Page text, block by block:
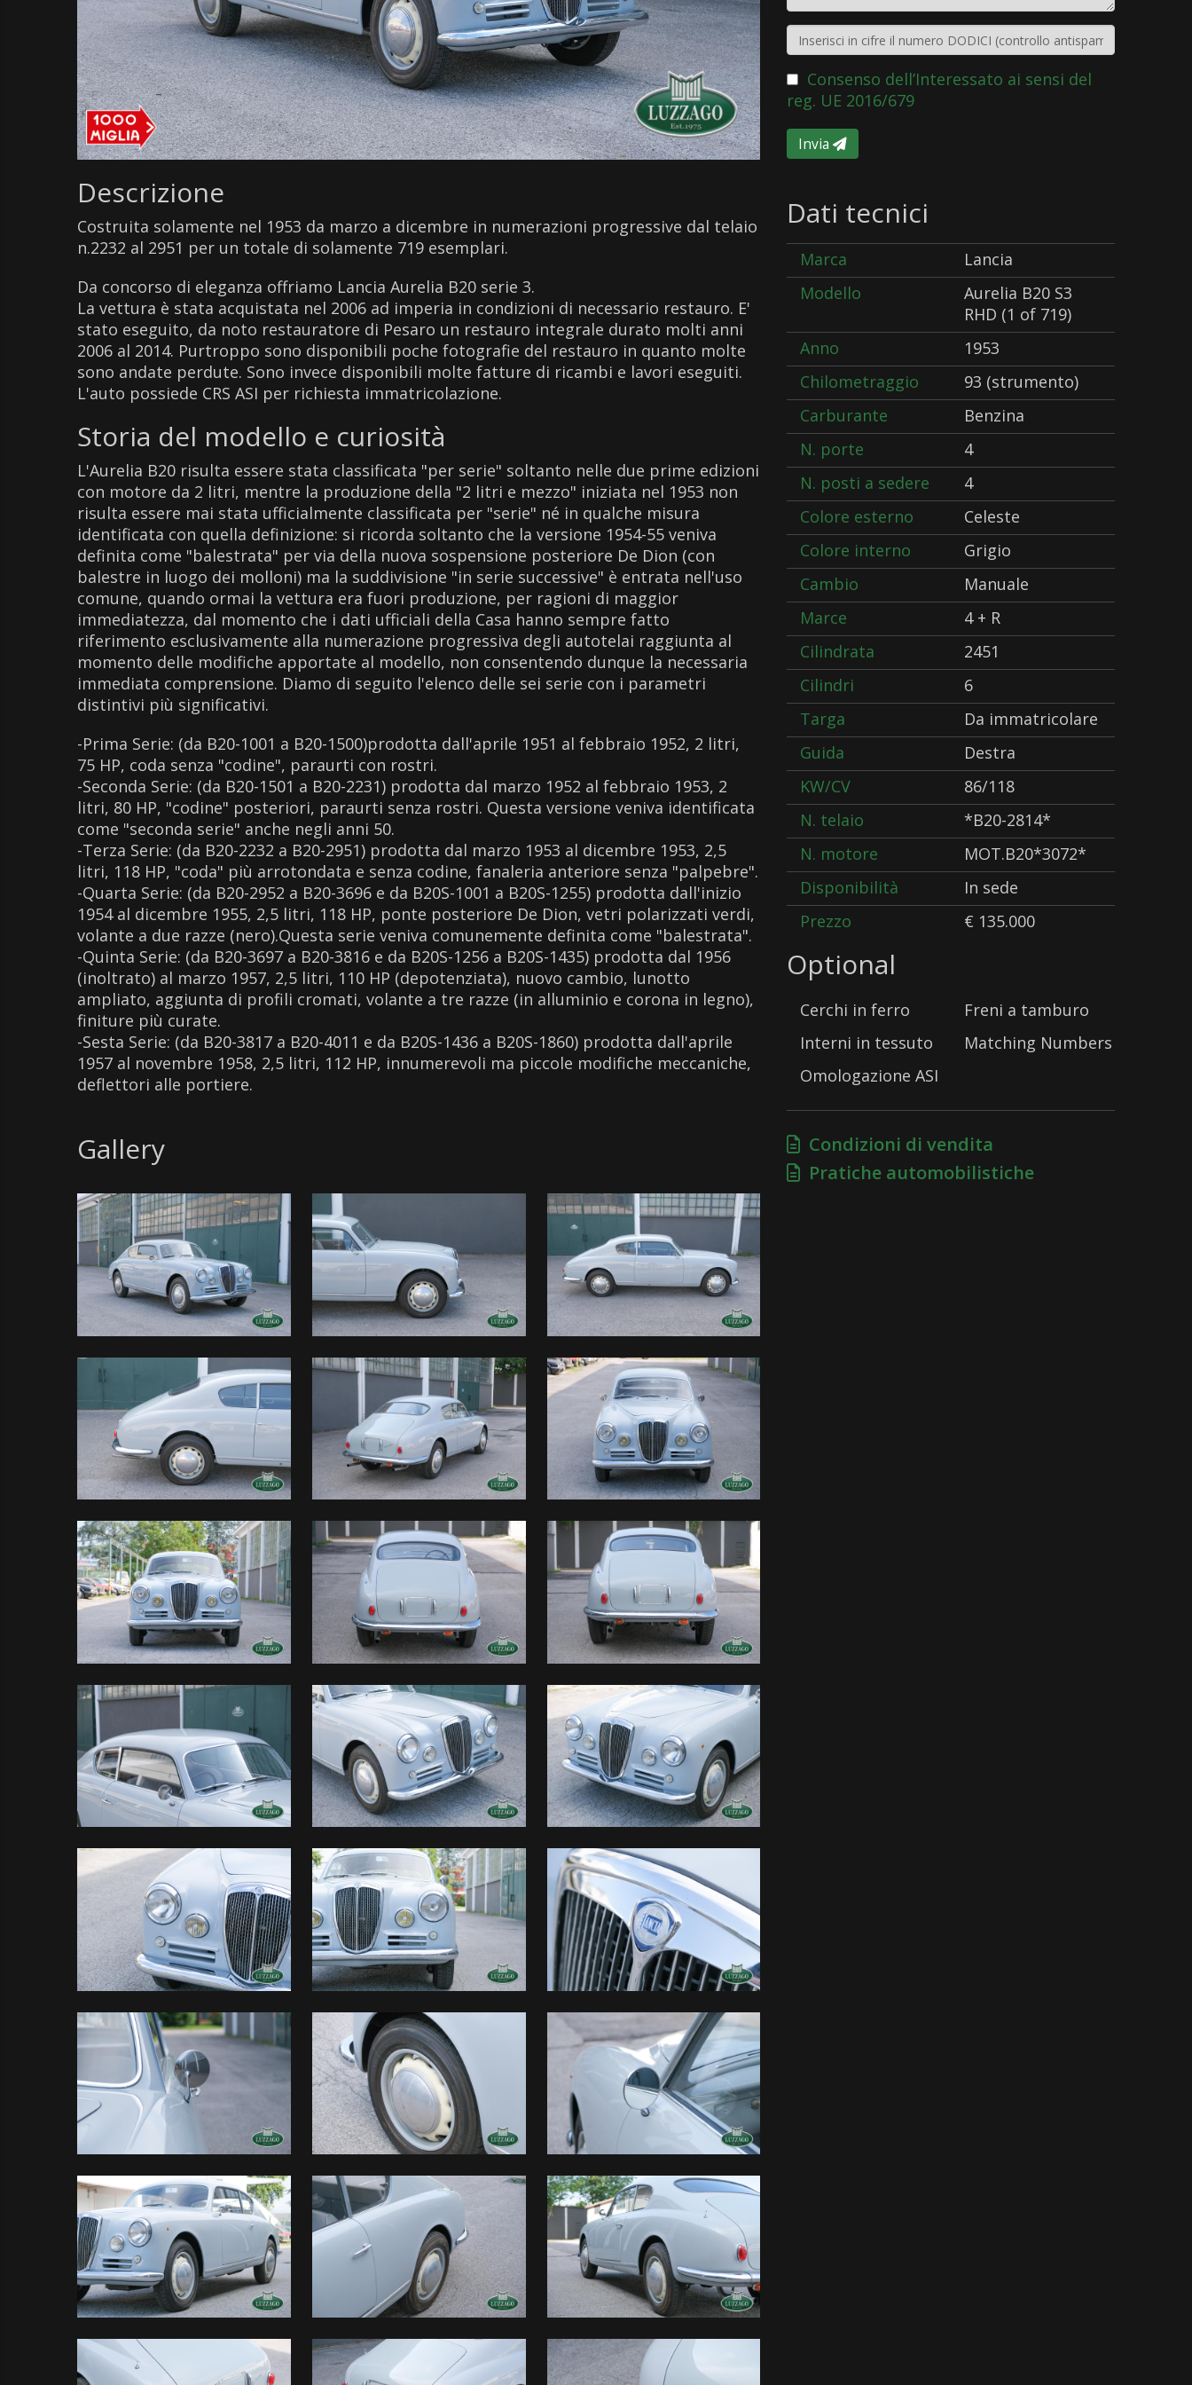
Descrizione
Costruita solamente nel 1953 da marzo a dicembre in numerazioni progressive dal telaio
n.2232 al 2951 per un totale di solamente 719 esemplari.
Da concorso di eleganza offriamo Lancia Aurelia B20 serie 3.
La vettura è stata acquistata nel 2006 ad imperia in condizioni di necessario restauro. E'
stato eseguito, da noto restauratore di Pesaro un restauro integrale durato molti anni
2006 al 2014. Purtroppo sono disponibili poche fotografie del restauro in quanto molte
sono andate perdute. Sono invece disponibili molte fatture di ricambi e lavori eseguiti.
L'auto possiede CRS ASI per richiesta immatricolazione.
Storia del modello e curiosità
L'Aurelia B20 risulta essere stata classificata "per serie" soltanto nelle due prime edizioni
con motore da 2 litri, mentre la produzione della "2 litri e mezzo" iniziata nel 1953 non
risulta essere mai stata ufficialmente classificata per "serie" né in qualche misura
identificata con quella definizione: si ricorda soltanto che la versione 1954-55 veniva
definita come "balestrata" per via della nuova sospensione posteriore De Dion (con
balestre in luogo dei molloni) ma la suddivisione "in serie successive" è entrata nell'uso
comune, quando ormai la vettura era fuori produzione, per ragioni di maggior
immediatezza, dal momento che i dati ufficiali della Casa hanno sempre fatto
riferimento esclusivamente alla numerazione progressiva degli autotelai raggiunta al
momento delle modifiche apportate al modello, non consentendo dunque la necessaria
immediata comprensione. Diamo di seguito l'elenco delle sei serie con i parametri
distintivi più significativi.
-Prima Serie: (da B20-1001 a B20-1500)prodotta dall'aprile 1951 al febbraio 1952, 2 litri,
75 HP, coda senza "codine", paraurti con rostri.
-Seconda Serie: (da B20-1501 a B20-2231) prodotta dal marzo 1952 al febbraio 1953, 2
litri, 80 HP, "codine" posteriori, paraurti senza rostri. Questa versione veniva identificata
come "seconda serie" anche negli anni 50.
-Terza Serie: (da B20-2232 a B20-2951) prodotta dal marzo 1953 al dicembre 1953, 2,5
litri, 118 HP, "coda" più arrotondata e senza codine, fanaleria anteriore senza "palpebre".
-Quarta Serie: (da B20-2952 a B20-3696 e da B20S-1001 a B20S-1255) prodotta dall'inizio
1954 al dicembre 1955, 2,5 litri, 118 HP, ponte posteriore De Dion, vetri polarizzati verdi,
volante a due razze (nero).Questa serie veniva comunemente definita come "balestrata".
-Quinta Serie: (da B20-3697 a B20-3816 e da B20S-1256 a B20S-1435) prodotta dal 1956
(inoltrato) al marzo 1957, 2,5 litri, 110 HP (depotenziata), nuovo cambio, lunotto
ampliato, aggiunta di profili cromati, volante a tre razze (in alluminio e corona in legno),
finiture più curate.
-Sesta Serie: (da B20-3817 a B20-4011 e da B20S-1436 a B20S-1860) prodotta dall'aprile
1957 al novembre 1958, 2,5 litri, 112 HP, innumerevoli ma piccole modifiche meccaniche,
deflettori alle portiere.
Gallery
Consenso dell’Interessato ai sensi del
reg. UE 2016/679
Invia
Dati tecnici
Marca
Lancia
Modello
Aurelia B20 S3
RHD (1 of 719)
Anno
1953
Chilometraggio
93 (strumento)
Carburante
Benzina
N. porte
4
N. posti a sedere
4
Colore esterno
Celeste
Colore interno
Grigio
Cambio
Manuale
Marce
4 + R
Cilindrata
2451
Cilindri
6
Targa
Da immatricolare
Guida
Destra
KW/CV
86/118
N. telaio
*B20-2814*
N. motore
MOT.B20*3072*
Disponibilità
In sede
Prezzo
€ 135.000
Optional
Cerchi in ferro
Freni a tamburo
Interni in tessuto
Matching Numbers
Omologazione ASI
Condizioni di vendita
Pratiche automobilistiche